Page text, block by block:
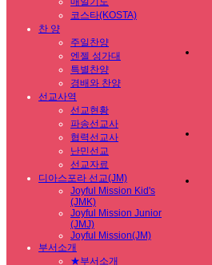
코스타(KOSTA)
찬 양
주일찬양
엔젤 성가대
특별찬양
경배와 찬양
선교사역
선교현황
파송선교사
협력선교사
난민선교
선교자료
디아스포라 선교(JM)
Joyful Mission Kid's
(JMK)
Joyful Mission Junior
(JMJ)
Joyful Mission(JM)
부서소개
★부서소개